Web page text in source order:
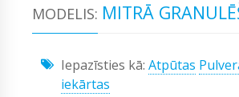
MODELIS: MITRĀ
Iepazīsties kā: Atpūtas
iekārtas